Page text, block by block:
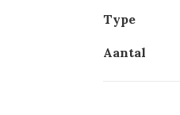
Type
Aantal